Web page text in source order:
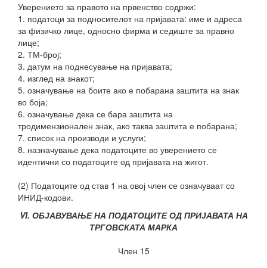
Уверението за правото на првенство содржи:
1. податоци за подносителот на пријавата: име и адреса
за физичко лице, односно фирма и седиште за правно
лице;
2. ТМ-број;
3. датум на поднесување на пријавата;
4. изглед на знакот;
5. означување на боите ако е побарана заштита на знак
во боја;
6. означување дека се бара заштита на
тродимензионален знак, ако таква заштита е побарана;
7. список на производи и услуги;
8. назначување дека податоците во уверението се
идентични со податоците од пријавата на жигот.
(2) Податоците од став 1 на овој член се означуваат со
ИНИД-кодови.
VI. ОБЈАВУВАЊЕ НА ПОДАТОЦИТЕ ОД ПРИЈАВАТА НА
ТРГОВСКАТА МАРКА
Член 15